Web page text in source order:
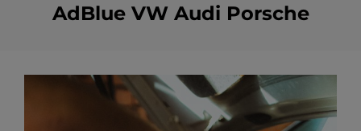
AdBlue VW Audi Porsche